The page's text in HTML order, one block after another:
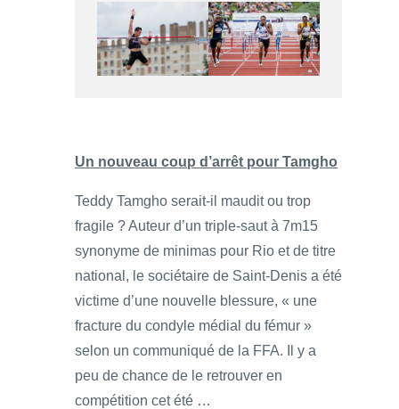
Un nouveau coup d’arrêt pour Tamgho
Teddy Tamgho serait-il maudit ou trop
fragile ? Auteur d’un triple-saut à 7m15
synonyme de minimas pour Rio et de titre
national, le sociétaire de Saint-Denis a été
victime d’une nouvelle blessure, « une
fracture du condyle médial du fémur »
selon un communiqué de la FFA. Il y a
peu de chance de le retrouver en
compétition cet été …